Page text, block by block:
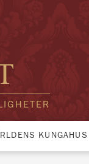
KUNGAHUS